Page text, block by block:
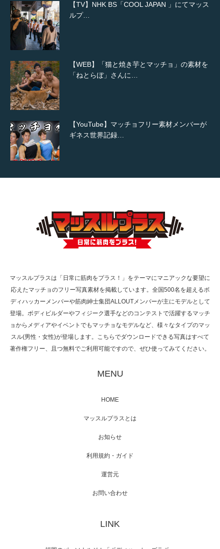
ルプ…
「ねとらぼ」さんに…
ギネス世界記録…
【TV】TBS番組「ひるおび」にてマッスルプ
TOKYO FMラジオ番組「ONE MORNING」
で紹介さ…
た（6/8放送）
映画「メカバース」舞台挨拶へマッスルプラ
【TV】NHK BS「COOL JAPAN 」にてマッス
「ねとらぼ」さんに…
マッスルプラスは「日常に筋肉をプラス！」をテーマにマニアックな要望に
応えたマッチョのフリー写真素材を掲載しています。全国500名を超えるボ
ディハッカーメンバーや筋肉紳士集団ALLOUTメンバーが主にモデルとして
登場。ボディビルダーやフィジーク選手などのコンテストで活躍するマッチ
ョからメディアやイベントでもマッチョなモデルなど、様々なタイプのマッ
スル(男性・女性)が登場します。こちらでダウンロードできる写真はすべて
著作権フリー、且つ無料でご利用可能ですので、ぜひ使ってみてください。
MENU
HOME
マッスルプラスとは
お知らせ
利用規約・ガイド
運営元
お問い合わせ
LINK